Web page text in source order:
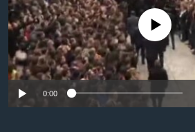
ເອເຊຍ
ອິດສະຫຼະພາບດ້ານການຂ່າວ
ຊີວິດຊາວລາວ
ຊຸມຊົນຊາວລາວ
ວິທະຍາສາດ-ເທັກໂນໂລຈີ
No media source
0:00